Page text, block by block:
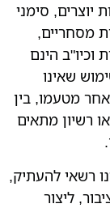
יוצרים, סימני
מסחריים,
וכיו"ב הינם
שאינו
מטעמו, בין
רשיון מתאים
רשאי להעתיק,
ליצור